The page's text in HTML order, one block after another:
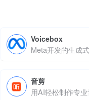
Voicebox
音剪